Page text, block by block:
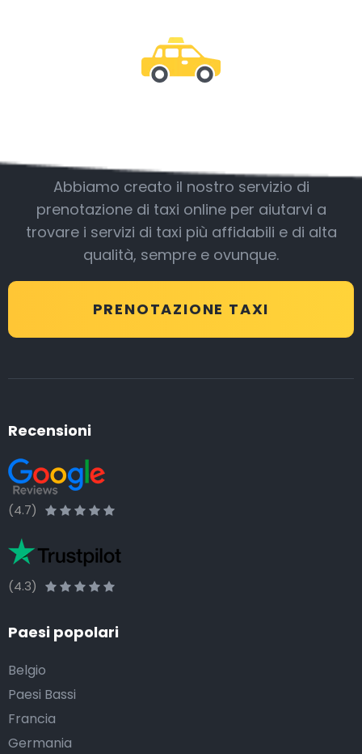
Abbiamo creato il nostro servizio di
prenotazione di taxi online per aiutarvi a
trovare i servizi di taxi più affidabili e di alta
qualità, sempre e ovunque.
PRENOTAZIONE TAXI
Recensioni
(4.7)
(4.3)
Paesi popolari
Belgio
Paesi Bassi
Francia
Germania